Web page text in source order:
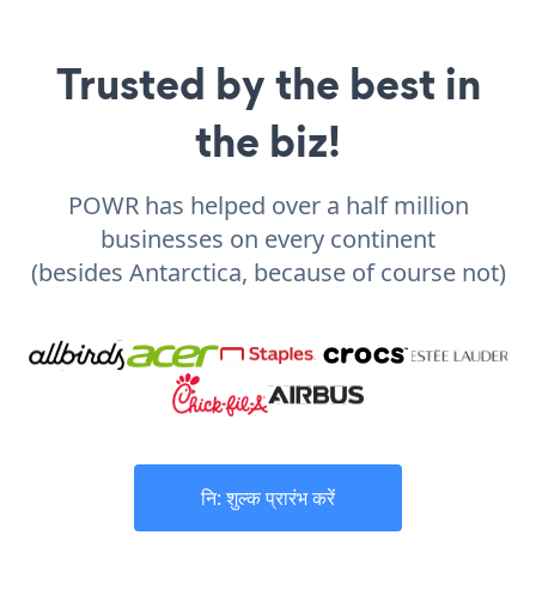
Trusted by the best in
the biz!
POWR has helped over a half million
businesses on every continent
(besides Antarctica, because of course not)
नि: शुल्क प्रारंभ करें